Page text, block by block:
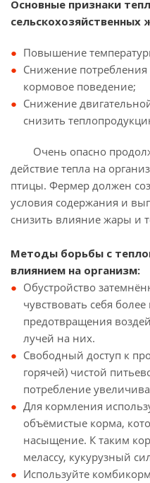
Основные признаки
Повышение
Снижение
кормовое поведение;
Снижение
снизить
Очень опасно
действие тепла на
птицы. Фермер должен
условия содержания и
снизить влияние жары и
Методы борьбы с
влиянием на организм:
Обустройство
чувствовать себя
предотвращения
лучей на них.
Свободный доступ к
горячей) чистой
потребление
Для кормления
объёмистые корма,
насыщение. К таким
мелассу, кукурузный
Используйте